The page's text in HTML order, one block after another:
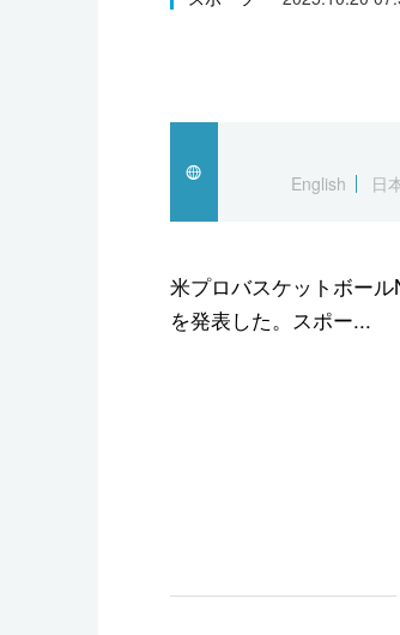
スポーツ・東京2020English
日
米プロバスケットボー
を発表した。スポー...